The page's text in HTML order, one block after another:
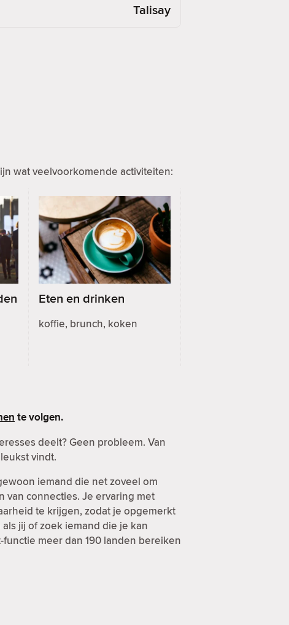
Talisay
wat veelvoorkomende activiteiten:
Eten en drinken
koffie, brunch, koken
te volgen.
deelt? Geen probleem. Van
vindt.
iemand die net zoveel om
van connecties. Je ervaring met
te krijgen, zodat je opgemerkt
jij of zoek iemand die je kan
meer dan 190 landen bereiken